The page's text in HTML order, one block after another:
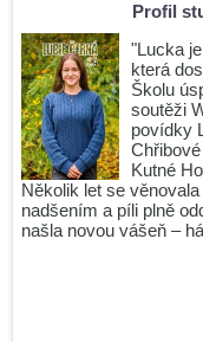
GDPR G Suite
GDPR Výroční
GDPR cookies
Whistleblowing
Mezinárodní cena
Zakázky
Volná pracovní
Profil
"Lucka
která
Školu
soutěži
povídky
Kutné
Několik let se
nadšením a píli plně
našla novou vášeň –